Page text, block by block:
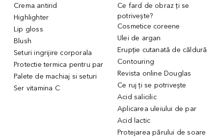
Crema antirid
Highlighter
Lip gloss
Blush
Seturi ingrijire corporala
Protectie termica pentru par
Palete de machiaj si seturi
Ser vitamina C
Ce fard de obraz ți se
potrivește?
Cosmetice coreene
Ulei de argan
Erupție cutanată de căldură
Contouring
Revista online Douglas
Ce ruj ți se potrivește
Acid salicilic
Aplicarea uleiului de par
Acid lactic
Protejarea părului de soare